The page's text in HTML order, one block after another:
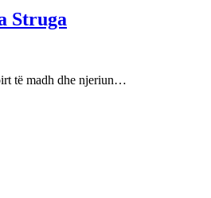
Struga
të madh dhe njeriun…